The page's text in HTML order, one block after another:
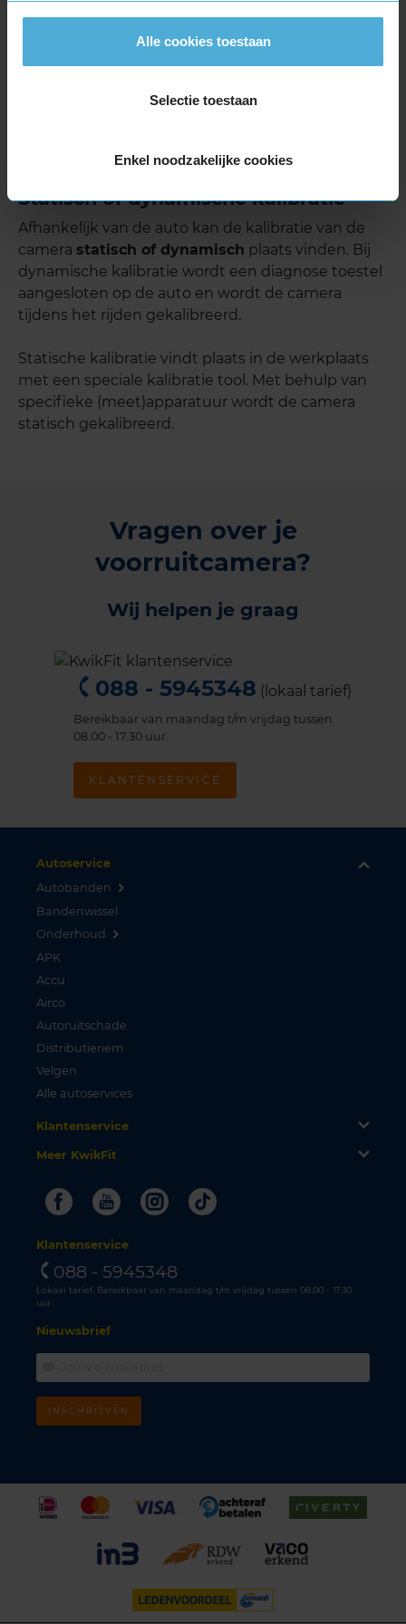
Alle cookies toestaan
Selectie toestaan
Enkel noodzakelijke cookies
moet de camera opnieuw worden gekalibreerd.
gecontroleerd. Wanneer deze afwijken van de
Statisch of dynamische kalibratie
Afhankelijk van de auto kan de kalibratie van de
camera statisch of dynamisch plaats vinden. Bij
dynamische kalibratie wordt een diagnose toestel
aangesloten op de auto en wordt de camera
tijdens het rijden gekalibreerd.
Statische kalibratie vindt plaats in de werkplaats
met een speciale kalibratie tool. Met behulp van
specifieke (meet)apparatuur wordt de camera
statisch gekalibreerd.
Vragen over je
voorruitcamera?
Wij helpen je graag
088 - 5945348 (lokaal tarief)
Bereikbaar van maandag t/m vrijdag tussen
08.00 - 17.30 uur.
KLANTENSERVICE
Autoservice
Autobanden
Bandenwissel
Onderhoud
APK
Accu
Airco
Autoruitschade
Distributieriem
Velgen
Alle autoservices
Klantenservice
Meer KwikFit
FacebookYoutubeInstagram
Tiktok
Klantenservice
088 - 5945348
Lokaal tarief. Bereikbaar van maandag t/m vrijdag tussen 08.00 - 17.30
uur.
Nieuwsbrief
INSCHRIJVEN